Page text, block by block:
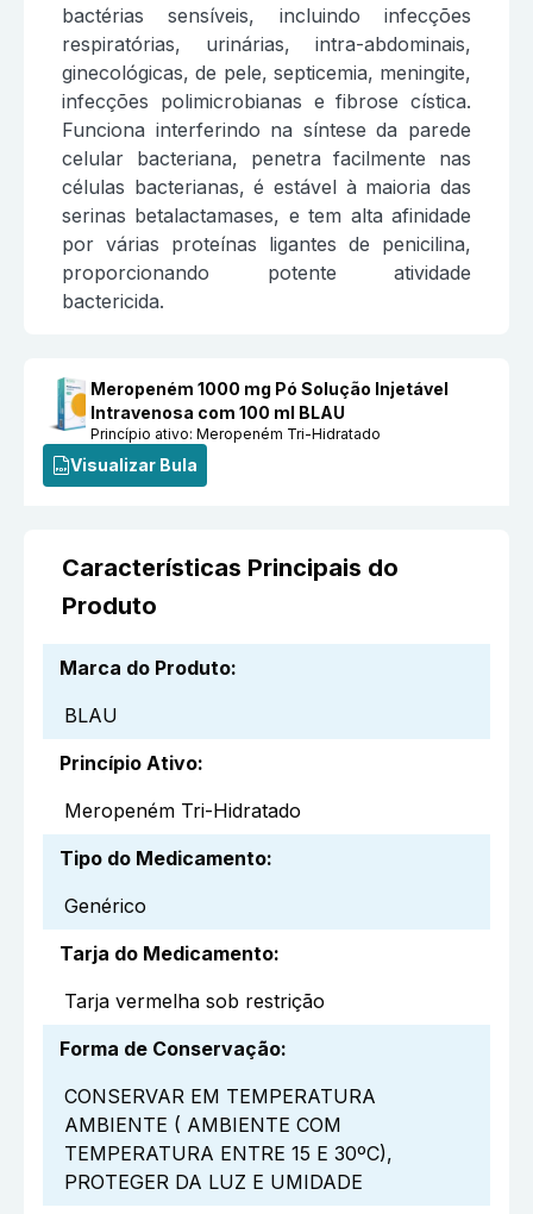
bactérias sensíveis, incluindo infecções
respiratórias, urinárias, intra-abdominais,
ginecológicas, de pele, septicemia, meningite,
infecções polimicrobianas e fibrose cística.
Funciona interferindo na síntese da parede
celular bacteriana, penetra facilmente nas
células bacterianas, é estável à maioria das
serinas betalactamases, e tem alta afinidade
por várias proteínas ligantes de penicilina,
proporcionando potente atividade
bactericida.
Meropeném 1000 mg Pó Solução Injetável
Intravenosa com 100 ml BLAU
Princípio ativo:Meropeném Tri-Hidratado
Visualizar Bula
Características Principais do
Produto
Marca do Produto:
BLAU
Princípio Ativo:
Meropeném Tri-Hidratado
Tipo do Medicamento:
Genérico
Tarja do Medicamento:
Tarja vermelha sob restrição
Forma de Conservação:
CONSERVAR EM TEMPERATURA
AMBIENTE ( AMBIENTE COM
TEMPERATURA ENTRE 15 E 30ºC),
PROTEGER DA LUZ E UMIDADE